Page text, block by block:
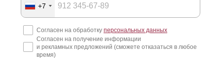
+7
Согласен на обработку персональных данных
Согласен на получение информации
и рекламных предложений (сможете отказаться в любое
время)